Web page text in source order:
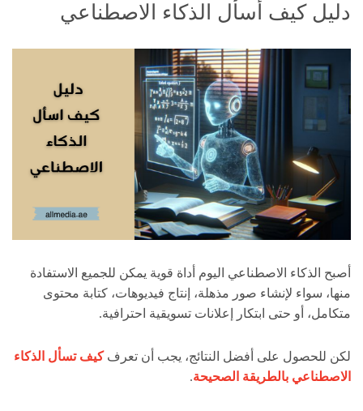
دليل كيف أسأل الذكاء الاصطناعي
أصبح الذكاء الاصطناعي اليوم أداة قوية يمكن للجميع الاستفادة
منها، سواء لإنشاء صور مذهلة، إنتاج فيديوهات، كتابة محتوى
متكامل، أو حتى ابتكار إعلانات تسويقية احترافية.
لكن للحصول على أفضل النتائج، يجب أن تعرف كيف تسأل الذكاء
الاصطناعي بالطريقة الصحيحة.